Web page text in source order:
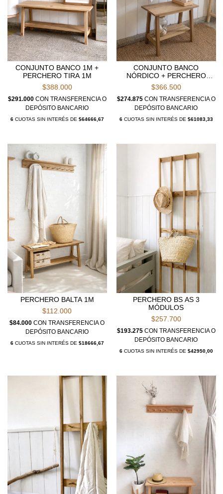
CONJUNTO BANCO 1M +
PERCHERO TIRA 1M
$388.000
$291.000 CON TRANSFERENCIA O
DEPÓSITO BANCARIO
6CUOTAS SIN INTERÉS DE $64666,67
CONJUNTO BANCO
NÓRDICO + PERCHERO
AMALIA 60CM
$366.500
$274.875 CON TRANSFERENCIA O
DEPÓSITO BANCARIO
6CUOTAS SIN INTERÉS DE $61083,33
PERCHERO BALTA 1M
$112.000
$84.000 CON TRANSFERENCIA O
DEPÓSITO BANCARIO
6CUOTAS SIN INTERÉS DE $18666,67
PERCHERO BS AS 3
MÓDULOS
$257.700
$193.275 CON TRANSFERENCIA O
DEPÓSITO BANCARIO
6CUOTAS SIN INTERÉS DE $42950,00